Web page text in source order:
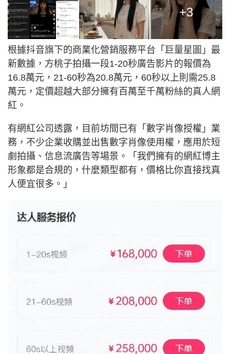
+3
根據抖音旗下的商業化營銷服務平台「巨量星圖」最
新數據，方桃子拍攝一段1-20秒廣告影片的報價為
16.8萬元，21-60秒為20.8萬元，60秒以上則需25.8
萬元，定價超越大部分擁有百萬至千萬粉絲的真人網
紅。
有網紅公司透露，目前坊間已有「數字肖像授權」業
務，不少企業收購並出售數字肖像使用權，應用於短
劇拍攝、信息流廣告等場景。「我們擁有的網紅博主
形象都是合規的，什麼類型都有，價格比你直接找真
人便宜很多。」